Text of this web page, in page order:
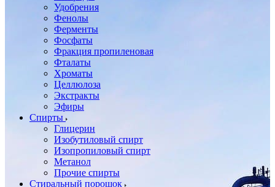
Удобрения
Фенолы
Ферменты
Фосфаты
Фракция пропиленовая
Фталаты
Хроматы
Целлюлоза
Экстракты
Эфиры
Спирты
Глицерин
Изобутиловый спирт
Изопропиловый спирт
Метанол
Прочие спирты
Стиральный порошок